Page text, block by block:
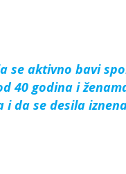
se aktivno bavi
40 godina i
da se desila